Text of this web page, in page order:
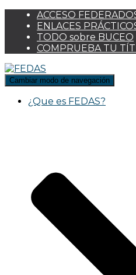
ACCESO
ENLACES
TODO sobre BUCEO
COMPRUEBA TU
Cambiar modo de navegación
¿Que es FEDAS?